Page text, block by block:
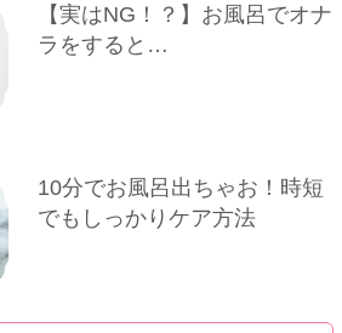
【実はNG！？】お風呂でオナ
ラをすると…
10分でお風呂出ちゃお！時短
でもしっかりケア方法